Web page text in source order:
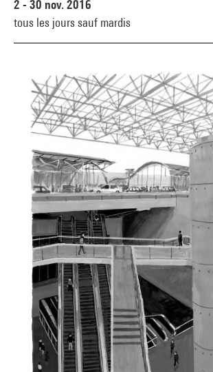
2 - 30 nov. 2016
tous les jours sauf mardis